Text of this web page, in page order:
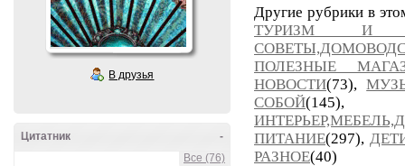
В друзья
-
Цитатник
Все (76)
Другие рубрики в
ТУРИЗМ И
ПОЛЕЗНЫЕ
НОВОСТИ(73),
СОБОЙ
ПИТАНИЕ(297),
РАЗНОЕ(40)